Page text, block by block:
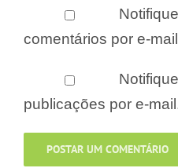
comentários por e-
publicações por e-